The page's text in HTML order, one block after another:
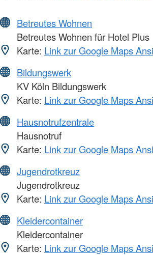
Betreutes Wohnen
Betreutes Wohnen für Hotel Plus
Karte: Link zur Google Maps
Bildungswerk
KV Köln Bildungswerk
Karte: Link zur Google Maps
Hausnotrufzentrale
Hausnotruf
Karte: Link zur Google Maps
Jugendrotkreuz
Jugendrotkreuz
Karte: Link zur Google Maps
Kleidercontainer
Kleidercontainer
Karte: Link zur Google Maps